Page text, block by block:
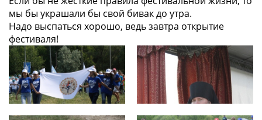
мы бы украшали бы свой бивак до утра.
Надо выспаться хорошо, ведь завтра открытие
фестиваля!